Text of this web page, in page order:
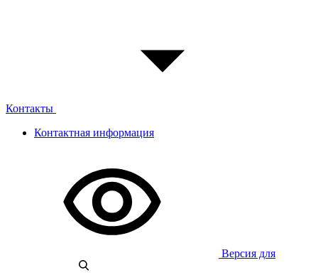
Контакты
Контактная информация
Версия для